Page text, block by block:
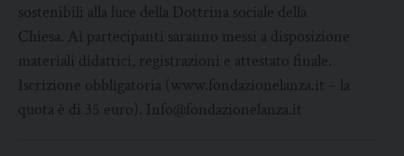
sostenibili alla luce della Dottrina sociale della
Chiesa. Ai partecipanti saranno messi a disposizione
materiali didattici, registrazioni e attestato finale.
Iscrizione obbligatoria (www.fondazionelanza.it – la
quota è di 35 euro). Info@fondazionelanza.it